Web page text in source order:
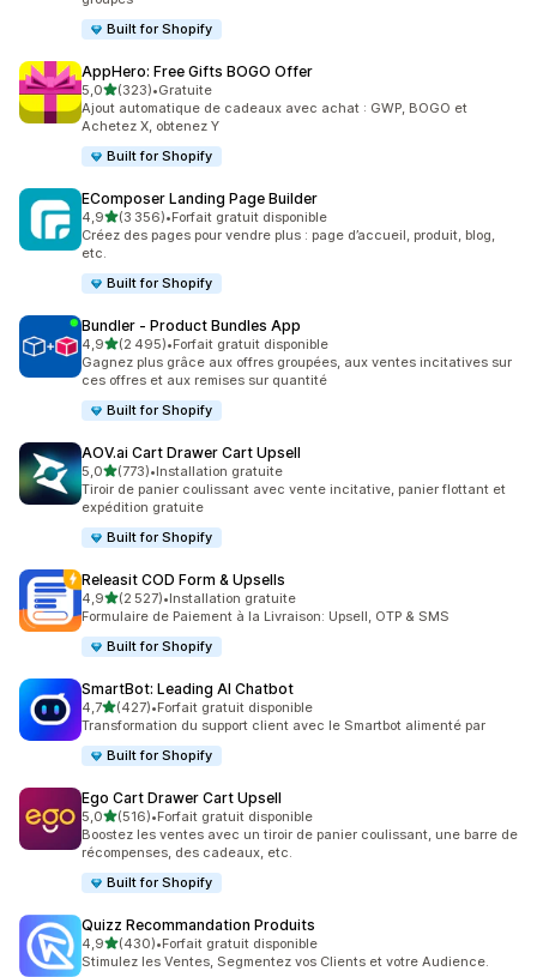
Built for Shopify
AppHero: Free Gifts BOGO Offer
5,0étoile(s) sur 5
(323)
323 avis au total
•Gratuite
Ajout automatique de cadeaux avec achat : GWP, BOGO et
Achetez X, obtenez Y
Built for Shopify
EComposer Landing Page Builder
4,9étoile(s) sur 5
(3 356)
3356 avis au total
•Forfait gratuit disponible
Créez des pages pour vendre plus : page d’accueil, produit, blog,
etc.
Built for Shopify
Bundler ‑ Product Bundles App
4,9étoile(s) sur 5
(2 495)
2495 avis au total
•Forfait gratuit disponible
Gagnez plus grâce aux offres groupées, aux ventes incitatives sur
ces offres et aux remises sur quantité
Built for Shopify
AOV.ai Cart Drawer Cart Upsell
5,0étoile(s) sur 5
(773)
773 avis au total
•Installation gratuite
Tiroir de panier coulissant avec vente incitative, panier flottant et
expédition gratuite
Built for Shopify
Releasit COD Form & Upsells
4,9étoile(s) sur 5
(2 527)
2527 avis au total
•Installation gratuite
Formulaire de Paiement à la Livraison: Upsell, OTP & SMS
Built for Shopify
SmartBot: Leading AI Chatbot
4,7étoile(s) sur 5
(427)
427 avis au total
•Forfait gratuit disponible
Transformation du support client avec le Smartbot alimenté par
Built for Shopify
Ego Cart Drawer Cart Upsell
5,0étoile(s) sur 5
(516)
516 avis au total
•Forfait gratuit disponible
Boostez les ventes avec un tiroir de panier coulissant, une barre de
récompenses, des cadeaux, etc.
Built for Shopify
Quizz Recommandation Produits
4,9étoile(s) sur 5
(430)
430 avis au total
•Forfait gratuit disponible
Stimulez les Ventes, Segmentez vos Clients et votre Audience.